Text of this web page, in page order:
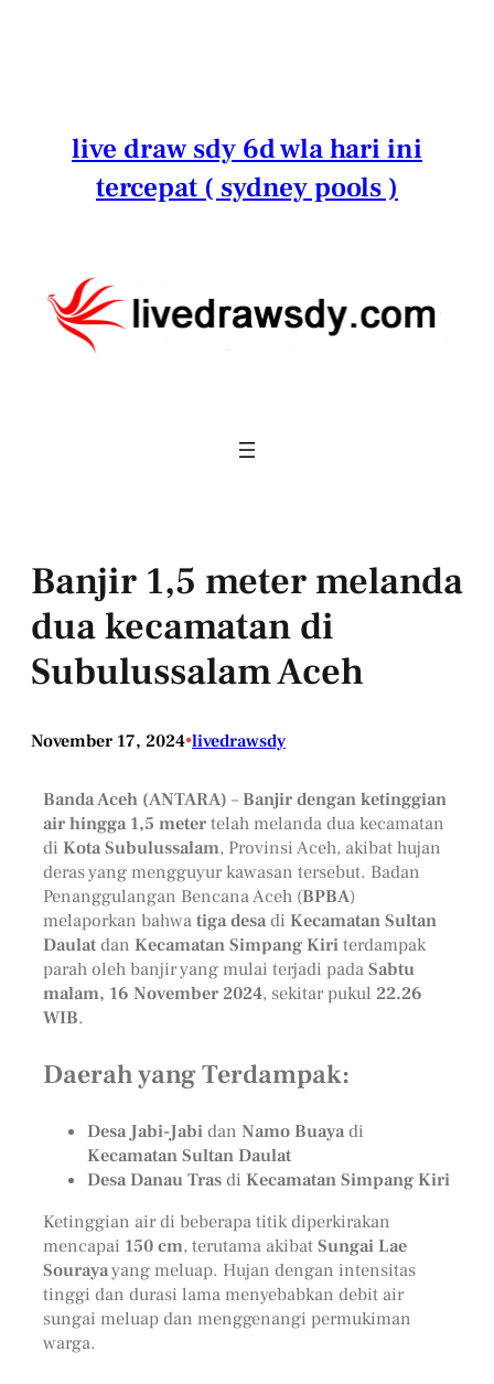
live draw sdy 6d wla hari ini
tercepat ( sydney pools )
Banjir 1,5 meter melanda
dua kecamatan di
Subulussalam Aceh
November 17, 2024•livedrawsdy
Banda Aceh (ANTARA) –Banjir dengan ketinggian
air hingga 1,5 metertelah melanda dua kecamatan
di Kota Subulussalam, Provinsi Aceh, akibat hujan
deras yang mengguyur kawasan tersebut. Badan
Penanggulangan Bencana Aceh (BPBA)
melaporkan bahwatiga desadi Kecamatan Sultan
Daulatdan Kecamatan Simpang Kiriterdampak
parah oleh banjir yang mulai terjadi padaSabtu
malam, 16 November 2024, sekitar pukul 22.26
WIB.
Daerah yang Terdampak:
Desa Jabi-Jabidan Namo Buayadi
Kecamatan Sultan Daulat
Desa Danau Trasdi Kecamatan Simpang Kiri
Ketinggian air di beberapa titik diperkirakan
mencapai 150 cm, terutama akibatSungai Lae
Sourayayang meluap. Hujan dengan intensitas
tinggi dan durasi lama menyebabkan debit air
sungai meluap dan menggenangi permukiman
warga.